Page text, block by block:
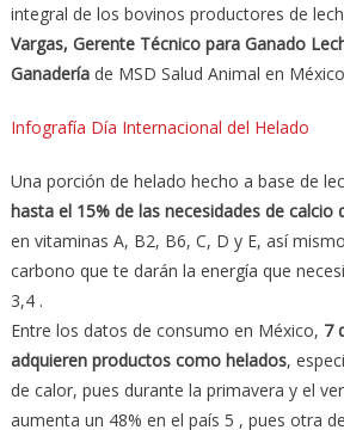
integral de los bovinos productores de
Vargas, Gerente Técnico para Ganado
Ganaderíade MSD Salud Animal en
Infografía Día Internacional del Helado
Una porción de helado hecho a base de
hasta el 15% de las necesidades de calcio
en vitaminas A, B2, B6, C, D y E, así
carbono que te darán la energía que
3,4 .
Entre los datos de consumo en México, 7
adquieren productos como helados,
de calor, pues durante la primavera y el
aumenta un 48% en el país 5 , pues otra